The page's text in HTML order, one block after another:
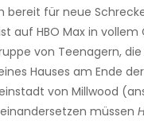
bereit für neue
auf HBO Max in vollem
von Teenagern,
Hauses am Ende
von Millwood
müssen